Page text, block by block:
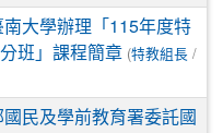
大學辦理「115年度特
班」課程簡章 (特教組長 /
民及學前教育署委託國